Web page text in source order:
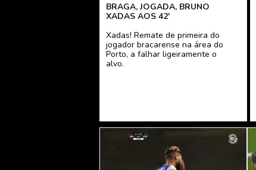
BRAGA, JOGADA, BRUNO
XADAS AOS 42'
Xadas! Remate de primeira do
jogador bracarense na área do
Porto, a falhar ligeiramente o
alvo.